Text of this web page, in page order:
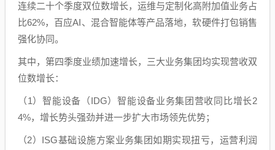
连续二十个季度双位数增长，运维与定制化高附加值业务占
比62%，百应AI、混合智能体等产品落地，软硬件打包销售
强化协同。
其中，第四季度业绩加速增长，三大业务集团均实现营收双
位数增长：
（1）智能设备（IDG）智能设备业务集团营收同比增长2
4%，增长势头强劲并进一步扩大市场领先优势；
（2）ISG基础设施方案业务集团如期实现扭亏，运营利润